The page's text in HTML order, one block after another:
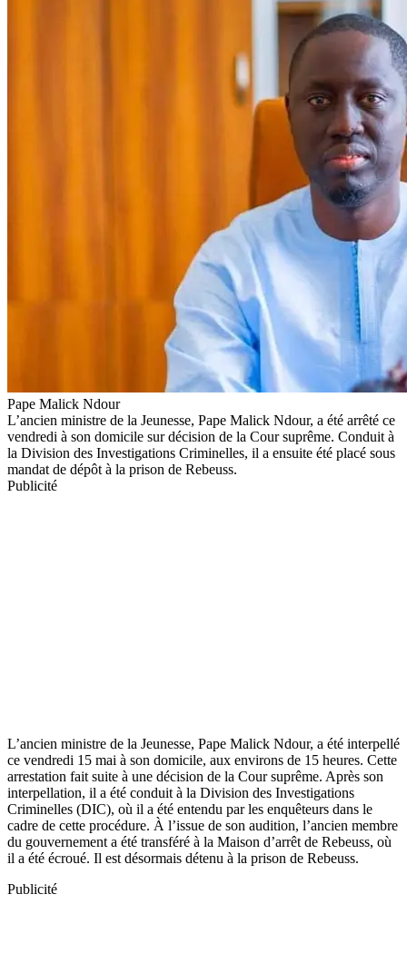
Pape Malick Ndour
L’ancien ministre de la Jeunesse, Pape Malick Ndour, a été arrêté ce
vendredi à son domicile sur décision de la Cour suprême. Conduit à
la Division des Investigations Criminelles, il a ensuite été placé sous
mandat de dépôt à la prison de Rebeuss.
Publicité
L’ancien ministre de la Jeunesse, Pape Malick Ndour, a été interpellé
ce vendredi 15 mai à son domicile, aux environs de 15 heures. Cette
arrestation fait suite à une décision de la Cour suprême. Après son
interpellation, il a été conduit à la Division des Investigations
Criminelles (DIC), où il a été entendu par les enquêteurs dans le
cadre de cette procédure. À l’issue de son audition, l’ancien membre
du gouvernement a été transféré à la Maison d’arrêt de Rebeuss, où
il a été écroué. Il est désormais détenu à la prison de Rebeuss.
Publicité